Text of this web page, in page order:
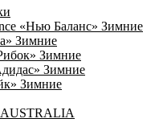
«Нью Баланс» Зимние
Зимние
Зимние
Зимние
Зимние